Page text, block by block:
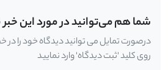
شما هم می‌توانید در مورد این
درصورت تمایل می توانید دیدگاه خود را
روی کلید 'ثبت دیدگاه' وارد نمایید